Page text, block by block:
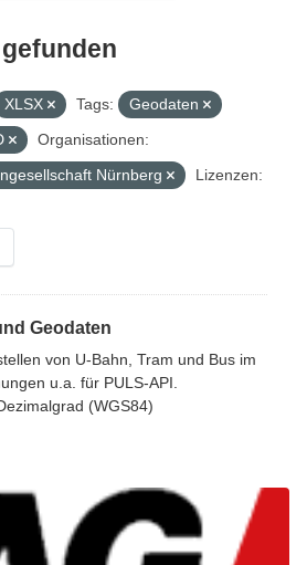
XLSX Tags:
Geodaten
Organisationen:
Nürnberg
Lizenzen:
Geodaten
von U-Bahn, Tram und Bus im
u.a. für PULS-API.
(WGS84)